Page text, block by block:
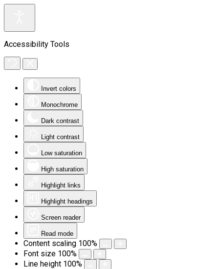
Accessibility Tools
Invert colors
Monochrome
Dark contrast
Light contrast
Low saturation
High saturation
Highlight links
Highlight headings
Screen reader
Read mode
Content scaling 100%
Font size 100%
Line height 100%